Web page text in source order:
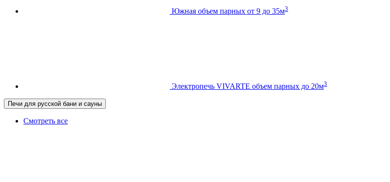
Южная объем парных от 9 до 35м3
Электропечь VIVARTE объем парных до 20м3
Печи для русской бани и сауны
Смотреть все